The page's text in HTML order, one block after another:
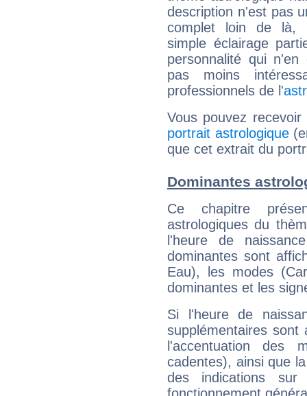
description n'est pas
complet loin de là,
simple éclairage
personnalité qui n'en
pas moins
professionnels de l'
Vous pouvez
portrait astrologique
que cet extrait du
Dominantes
Ce chapitre
astrologiques du
l'heure de
dominantes sont
Eau), les modes
dominantes et les
Si l'heure de
supplémentaires sont
l'accentuation des
cadentes), ainsi que
des indications sur